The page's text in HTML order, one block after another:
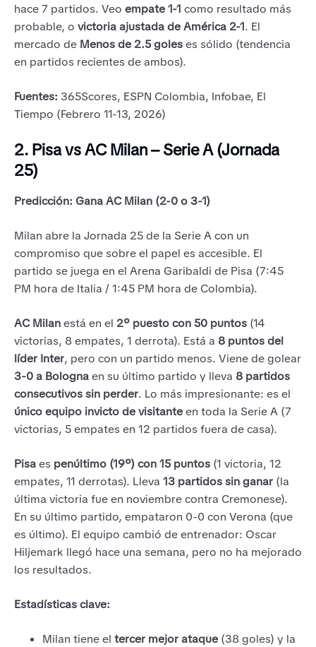
hace 7 partidos. Veo empate 1-1 como resultado más
probable, o victoria ajustada de América 2-1. El
mercado de Menos de 2.5 goleses sólido (tendencia
en partidos recientes de ambos).
Fuentes: 365Scores, ESPN Colombia, Infobae, El
Tiempo (Febrero 11-13, 2026)
2. Pisa vs AC Milan – Serie A (Jornada
25)
Predicción: Gana AC Milan (2-0 o 3-1)
Milan abre la Jornada 25 de la Serie A con un
compromiso que sobre el papel es accesible. El
partido se juega en el Arena Garibaldi de Pisa (7:45
PM hora de Italia / 1:45 PM hora de Colombia).
AC Milanestá en el 2º puesto con 50 puntos (14
victorias, 8 empates, 1 derrota). Está a 8 puntos del
líder Inter, pero con un partido menos. Viene de golear
3-0 a Bolognaen su último partido y lleva 8 partidos
consecutivos sin perder. Lo más impresionante: es el
único equipo invicto de visitanteen toda la Serie A (7
victorias, 5 empates en 12 partidos fuera de casa).
Pisaes penúltimo (19º) con 15 puntos (1 victoria, 12
empates, 11 derrotas). Lleva 13 partidos sin ganar (la
última victoria fue en noviembre contra Cremonese).
En su último partido, empataron 0-0 con Verona (que
es último). El equipo cambió de entrenador: Oscar
Hiljemark llegó hace una semana, pero no ha mejorado
los resultados.
Estadísticas clave:
Milan tiene el tercer mejor ataque (38 goles) y la